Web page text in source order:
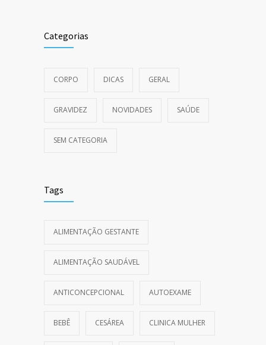
Categorias
CORPO DICAS GERAL
GRAVIDEZ NOVIDADES SAÚDE
SEM CATEGORIA
Tags
ALIMENTAÇÃO GESTANTE
ALIMENTAÇÃO SAUDÁVEL
ANTICONCEPCIONAL AUTOEXAME
BEBÊ CESÁREA CLINICA MULHER